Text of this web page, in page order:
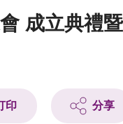
成立典禮暨
印 分享